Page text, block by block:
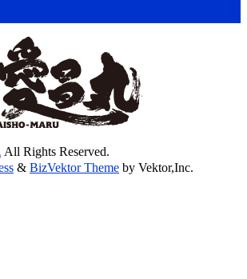
All Rights Reserved.
& BizVektor Theme by Vektor,Inc.